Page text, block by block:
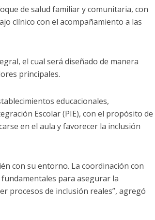
de salud familiar y comunitaria, con
clínico con el acompañamiento a las
el cual será diseñado de manera
principales.
educacionales,
Escolar (PIE), con el propósito de
en el aula y favorecer la inclusión
con su entorno. La coordinación con
para asegurar la
procesos de inclusión reales”, agregó